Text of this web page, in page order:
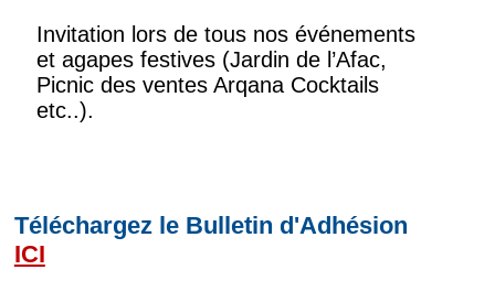
Invitation lors de tous nos événements
et agapes festives (Jardin de l’Afac,
Picnic des ventes Arqana Cocktails
etc..).
Téléchargez le Bulletin d'Adhésion
ICI